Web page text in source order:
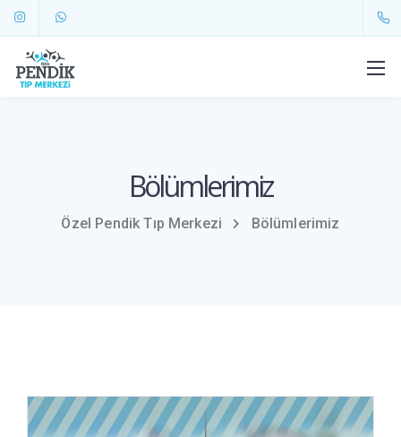
Bölümlerimiz
Özel Pendik Tıp Merkezi Bölümlerimiz